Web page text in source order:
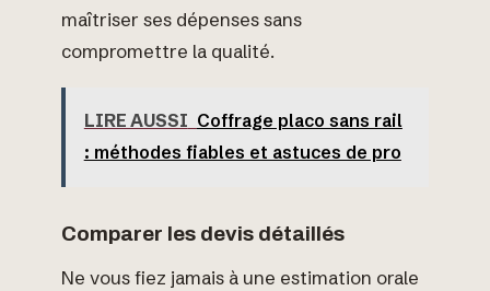
maîtriser ses dépenses sans
compromettre la qualité.
LIRE AUSSI Coffrage placo sans rail
: méthodes fiables et astuces de pro
Comparer les devis détaillés
Ne vous fiez jamais à une estimation orale